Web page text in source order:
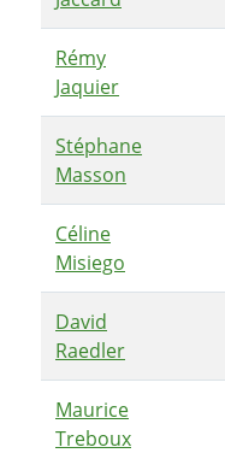
Rémy
Jaquier
Stéphane
Masson
Céline
Misiego
David
Raedler
Maurice
Treboux